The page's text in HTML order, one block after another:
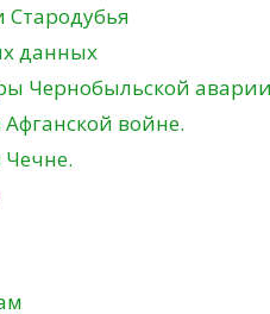
данных
Чернобыльской аварии
войне.